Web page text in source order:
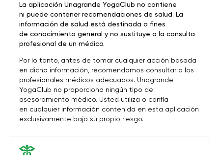
La aplicación Unagrande YogaClub no contiene
ni puede contener recomendaciones de salud. La
información de salud está destinada a fines
de conocimiento general y no sustituye a la consulta
profesional de un médico.
Por lo tanto, antes de tomar cualquier acción basada
en dicha información, recomendamos consultar a los
profesionales médicos adecuados. Unagrande
YogaClub no proporciona ningún tipo de
asesoramiento médico. Usted utiliza o confía
en cualquier información contenida en esta aplicación
exclusivamente bajo su propio riesgo.